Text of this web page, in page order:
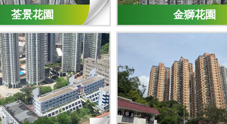
荃景花園 金獅花園